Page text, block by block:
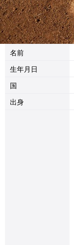
名前
生年月日
国
出身